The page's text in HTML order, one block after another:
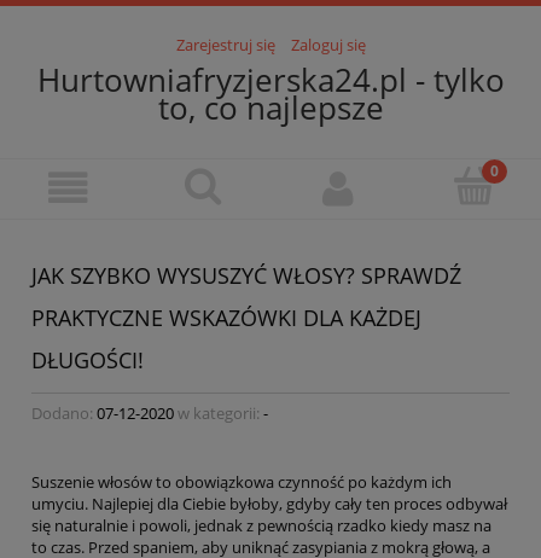
Zarejestruj się Zaloguj się
Hurtowniafryzjerska24.pl - tylko
to, co najlepsze
JAK SZYBKO WYSUSZYĆ WŁOSY? SPRAWDŹ
PRAKTYCZNE WSKAZÓWKI DLA KAŻDEJ
DŁUGOŚCI!
Dodano: 07-12-2020w kategorii: -
Suszenie włosów to obowiązkowa czynność po każdym ich
umyciu. Najlepiej dla Ciebie byłoby, gdyby cały ten proces odbywał
się naturalnie i powoli, jednak z pewnością rzadko kiedy masz na
to czas. Przed spaniem, aby uniknąć zasypiania z mokrą głową, a